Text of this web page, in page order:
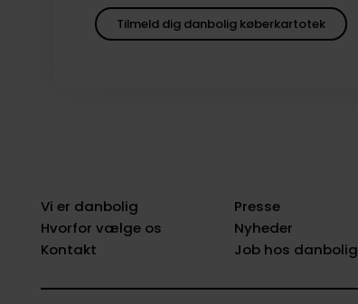
Tilmeld dig danbolig køberkartotek
Vi er danbolig
Hvorfor vælge os
Kontakt
Presse
Nyheder
Job hos danbolig